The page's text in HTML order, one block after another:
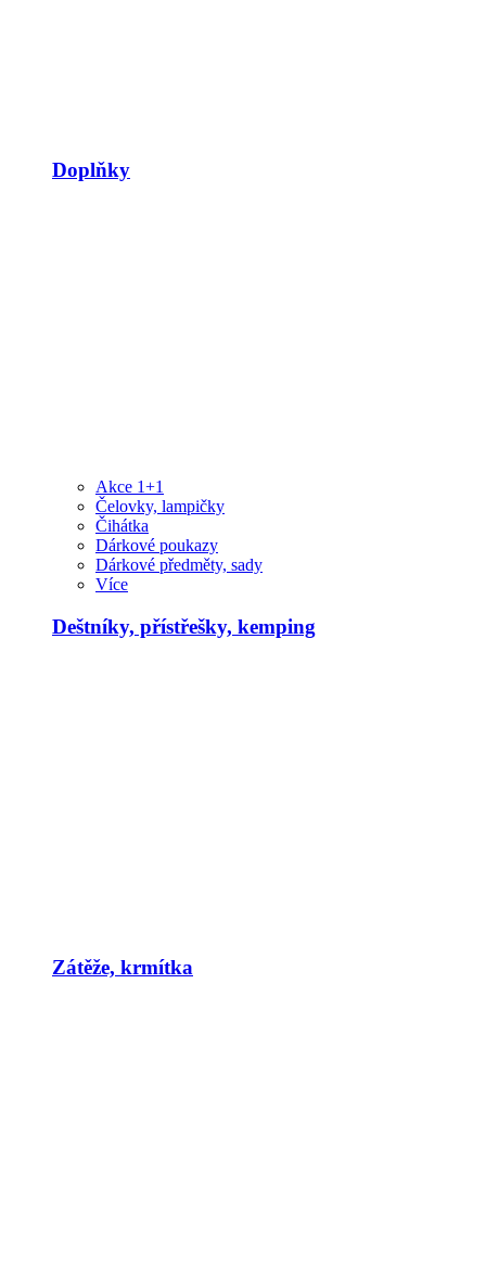
Doplňky
Akce 1+1
Čelovky, lampičky
Čihátka
Dárkové poukazy
Dárkové předměty, sady
Více
Deštníky, přístřešky, kemping
Zátěže, krmítka